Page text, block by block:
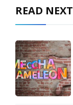
READ NEXT